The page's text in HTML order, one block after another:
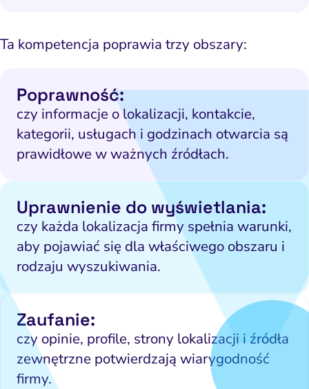
Ta kompetencja poprawia trzy obszary:
Poprawność:
czy informacje o lokalizacji, kontakcie,
kategorii, usługach i godzinach otwarcia są
prawidłowe w ważnych źródłach.
Uprawnienie do wyświetlania:
czy każda lokalizacja firmy spełnia warunki,
aby pojawiać się dla właściwego obszaru i
rodzaju wyszukiwania.
Zaufanie:
czy opinie, profile, strony lokalizacji i źródła
zewnętrzne potwierdzają wiarygodność
firmy.